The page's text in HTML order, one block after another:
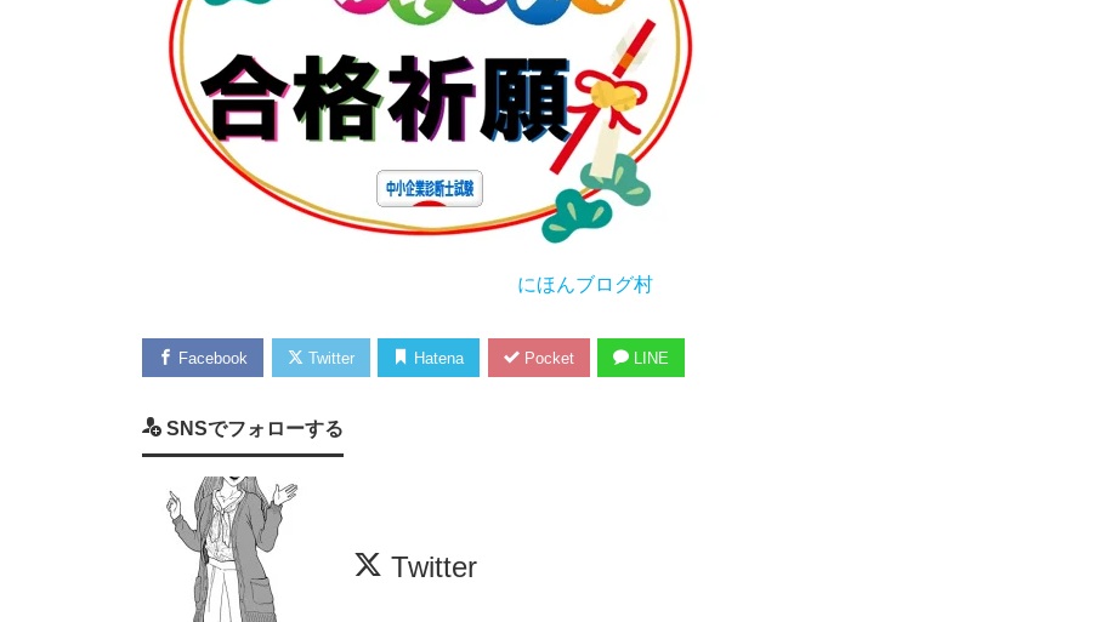
にほんブログ村
Facebook Twitter Hatena Pocket LINE
SNSでフォローする
Twitter